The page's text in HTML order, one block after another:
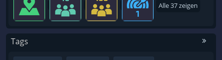
Alle 37 zeigen
Tags